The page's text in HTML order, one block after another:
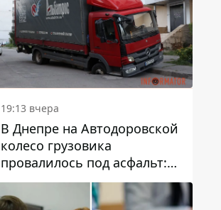
19:13 вчера
В Днепре на Автодоровской
колесо грузовика
провалилось под асфальт:
движение заблокировано